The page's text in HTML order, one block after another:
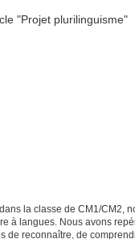
la classe de CM1/CM2,
à langues. Nous avons
de reconnaître, de